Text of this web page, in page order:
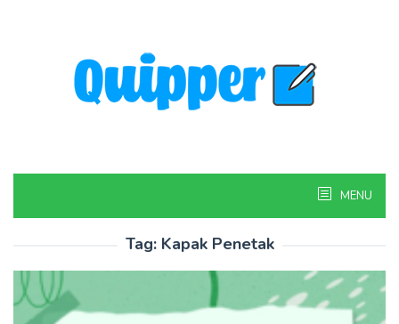
MENU
Tag: Kapak Penetak